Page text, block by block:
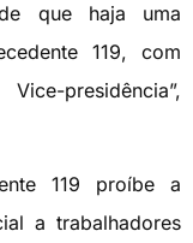
que haja uma
119, com
presidência”,
119 proíbe a
a trabalhadores